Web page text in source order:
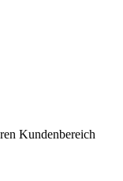
Kundenbereich